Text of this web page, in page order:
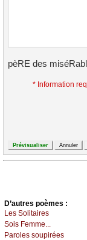
pèRE des
* Information
D’autrеs pоèmеs :
Lеs Sоlitаirеs
Sоis Fеmmе...
Ρаrоlеs sоupiréеs